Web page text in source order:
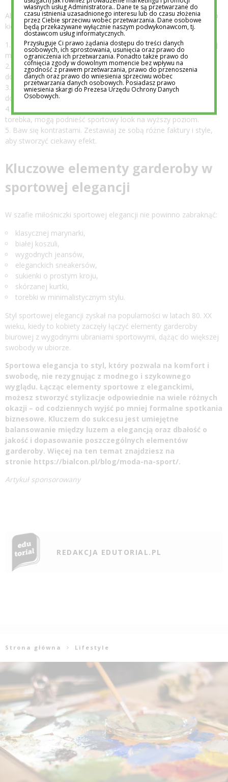
Aby stworzyć udaną stylizację w stylu sportowej elegancji, warto
kierować się kilkoma podstawowymi zasadami:
Łącz elementy sportowe z eleganckimi. Na przykład, zestawiaj
marynarkę ze sneakersami lub elegancką sukienkę z trampkami.
Stawiaj na wysoką jakość materiałów. Wybieraj ubrania z
dobrych tkanin, które dobrze się układają i prezentują.
Dbaj o proporcje. Jeśli wybierasz luźną górę, zdecyduj się na
dopasowany dół i odwrotnie.
torebka, mogą podnieść sportowy look na wyższy poziom.
Baw się kontrastami. Zestawiaj ze sobą różne faktury i style,
aby stworzyć ciekawy efekt.
Kluczowe elementy garderoby w
sportowej elegancji
W szafie miłośniczki sportowej elegancji nie powinno zabraknąć:
klasycznej marynarki,
białej koszuli,
wygodnych jeansów,
eleganckich sneakersów,
sukienki o prostym kroju,
skórzanej kurtki,
torebki w minimalistycznym stylu.
Styl sportowej elegancji zyskał na popularności w latach 80. XX
wieku, kiedy to kobiety zaczęły łączyć elementy garderoby
biurowej z wygodnymi ubraniami sportowymi, dążąc do większej
swobody w ubiorze.
Sportowa elegancja to styl, który pozwala na komfort i
swobodę, nie rezygnując z modnego i szykownego
wyglądu. Łącząc elementy sportowe z eleganckimi,
możesz stworzyć stylizacje odpowiednie na wiele różnych
okazji – od codziennych wyjść po mniej formalne spotkania
biznesowe. Kluczem do sukcesu jest umiejętne
balansowanie między luzem a elegancją oraz dbałość o
jakość i dopasowanie poszczególnych elementów
garderoby. Więcej na ten temat znajdziesz na
stronie https://bialcon.pl/blog/moda-na-sport/.
Artykuł sponsorowany
REDAKCJA EDUTORIAL.PL
Strona główna Lifestyle
własnych usług Administratora.. Dane te są przetwarzane do
czasu istnienia uzasadnionego interesu lub do czasu złożenia
przez Ciebie sprzeciwu wobec przetwarzania. Dane osobowe
będą przekazywane wyłącznie naszym podwykonawcom, tj.
dostawcom usług informatycznych.
Przysługuje Ci prawo żądania dostępu do treści danych
osobowych, ich sprostowania, usunięcia oraz prawo do
ograniczenia ich przetwarzania. Ponadto także prawo do
cofnięcia zgody w dowolnym momencie bez wpływu na
zgodność z prawem przetwarzania, prawo do przenoszenia
danych oraz prawo do wniesienia sprzeciwu wobec
przetwarzania danych osobowych. Posiadasz prawo
wniesienia skargi do Prezesa Urzędu Ochrony Danych
Osobowych.